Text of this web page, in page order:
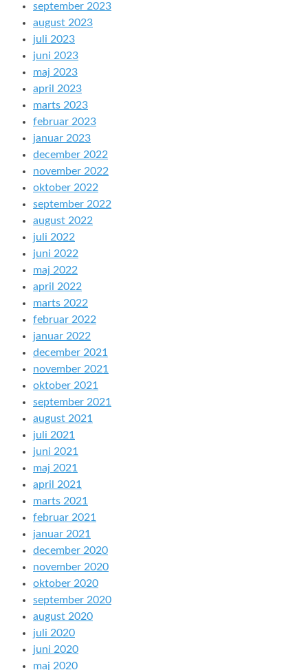
september 2023
august 2023
juli 2023
juni 2023
maj 2023
april 2023
marts 2023
februar 2023
januar 2023
december 2022
november 2022
oktober 2022
september 2022
august 2022
juli 2022
juni 2022
maj 2022
april 2022
marts 2022
februar 2022
januar 2022
december 2021
november 2021
oktober 2021
september 2021
august 2021
juli 2021
juni 2021
maj 2021
april 2021
marts 2021
februar 2021
januar 2021
december 2020
november 2020
oktober 2020
september 2020
august 2020
juli 2020
juni 2020
maj 2020